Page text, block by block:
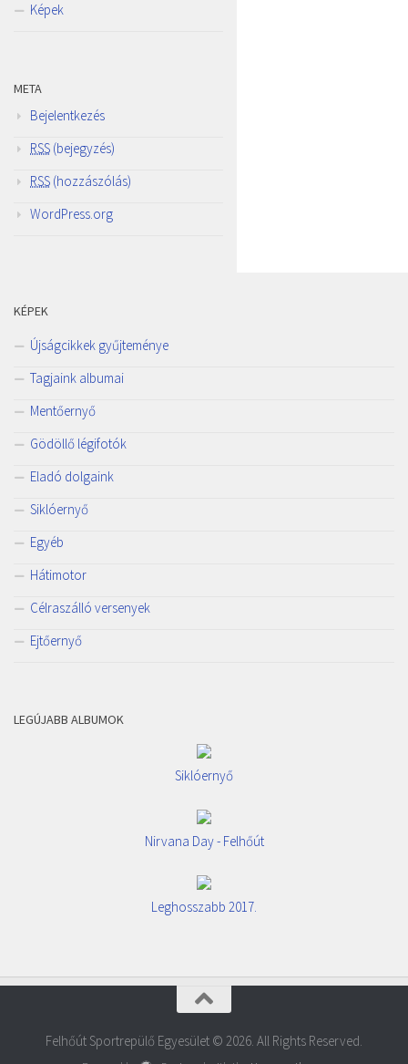
Képek
META
Bejelentkezés
RSS (bejegyzés)
RSS (hozzászólás)
WordPress.org
KÉPEK
Újságcikkek gyűjteménye
Tagjaink albumai
Mentőernyő
Gödöllő légifotók
Eladó dolgaink
Siklóernyő
Egyéb
Hátimotor
Célraszálló versenyek
Ejtőernyő
LEGÚJABB ALBUMOK
Siklóernyő
Nirvana Day - Felhőút
Leghosszabb 2017.
Felhőút Sportrepülő Egyesület © 2026. All Rights Reserved.